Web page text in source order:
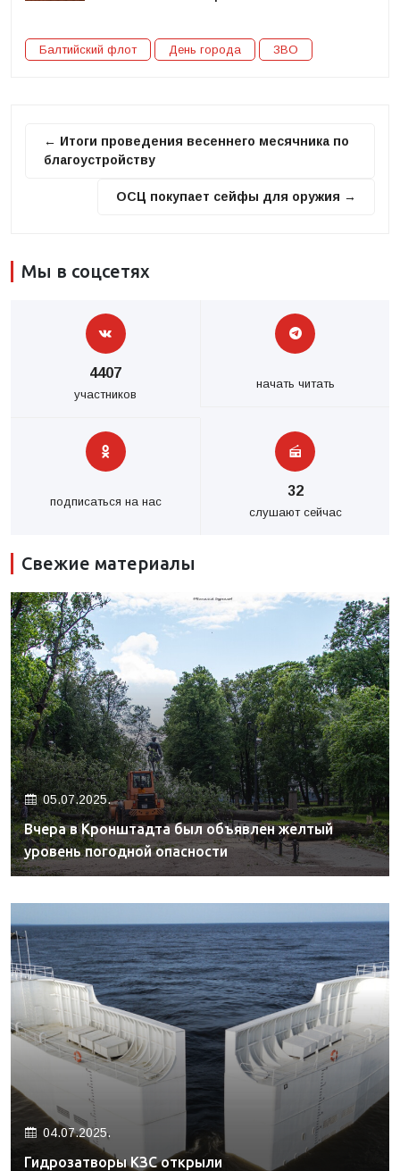
Балтийский флот День города ЗВО
← Итоги проведения весеннего месячника по
благоустройству
ОСЦ покупает сейфы для оружия →
Мы в соцсетях
4407
участников
начать читать
подписаться на нас
32
слушают сейчас
Свежие материалы
05.07.2025.
Вчера в Кронштадта был объявлен желтый
уровень погодной опасности
04.07.2025.
Гидрозатворы КЗС открыли